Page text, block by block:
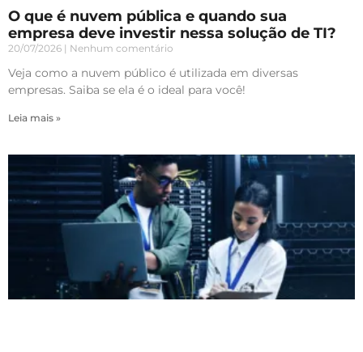
O que é nuvem pública e quando sua
empresa deve investir nessa solução de TI?
20/07/2026 Nenhum comentário
Veja como a nuvem público é utilizada em diversas
empresas. Saiba se ela é o ideal para você!
Leia mais »